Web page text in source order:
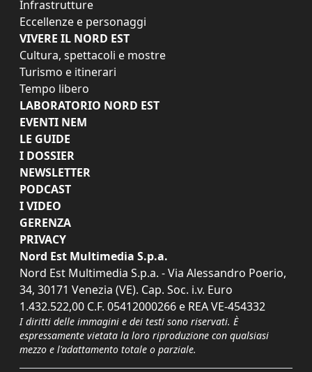
Infrastrutture
Eccellenze e personaggi
VIVERE IL NORD EST
Cultura, spettacoli e mostre
Turismo e itinerari
Tempo libero
LABORATORIO NORD EST
EVENTI NEM
LE GUIDE
I DOSSIER
NEWSLETTER
PODCAST
I VIDEO
GERENZA
PRIVACY
Nord Est Multimedia S.p.a.
Nord Est Multimedia S.p.a. - Via Alessandro Poerio,
34, 30171 Venezia (VE). Cap. Soc. i.v. Euro
1.432.522,00 C.F. 05412000266 e REA VE-454332
I diritti delle immagini e dei testi sono riservati. È
espressamente vietata la loro riproduzione con qualsiasi
mezzo e l'adattamento totale o parziale.